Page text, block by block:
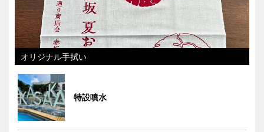
オリジナル手拭い
特設噴水